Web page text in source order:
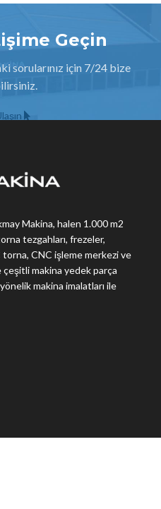
Geçin
sorularınız için 7/24 bize
Makina, halen 1.000 m2
tezgahları, frezeler,
CNC işleme merkezi ve
makina yedek parça
makina imalatları ile